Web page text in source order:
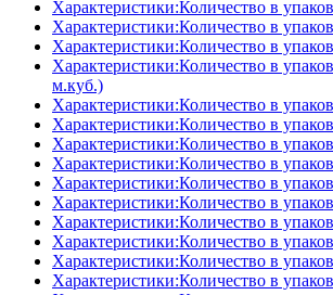
Характеристики:Количество в
Характеристики:Количество в
Характеристики:Количество в
Характеристики:Количество в
м.куб.)
Характеристики:Количество в
Характеристики:Количество в
Характеристики:Количество в
Характеристики:Количество в
Характеристики:Количество в
Характеристики:Количество в
Характеристики:Количество в
Характеристики:Количество в
Характеристики:Количество в
Характеристики:Количество в